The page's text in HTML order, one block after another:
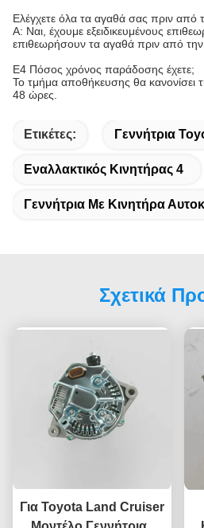
Ελέγχετε όλα τα αγαθά σας πριν από
Α: Ναι, έχουμε εξειδικευμένους
επιθεωρήσουν τα αγαθά πριν από
Ε4 Πόσος χρόνος παράδοσης έχετε;
Το τμήμα αποθήκευσης θα κανονίσει
48 ώρες.
Ετικέτες: Γεννήτρια
Εναλλακτικός Κινητήρας 4
Γεννήτρια Με Κινητήρα
Σχετικά
Για Toyota Land Cruiser